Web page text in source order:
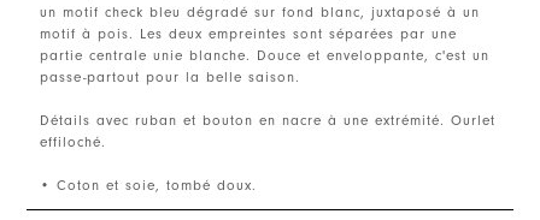
un motif check bleu dégradé sur fond blanc, juxtaposé à un
motif à pois. Les deux empreintes sont séparées par une
partie centrale unie blanche. Douce et enveloppante, c'est un
passe-partout pour la belle saison.
Détails avec ruban et bouton en nacre à une extrémité. Ourlet
effiloché.
• Coton et soie, tombé doux.